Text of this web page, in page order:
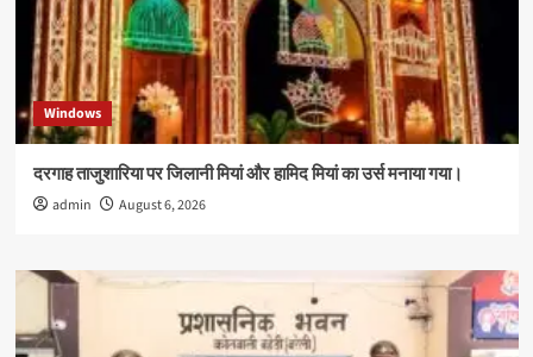
Windows
दरगाह ताजुशारिया पर जिलानी मियां और हामिद मियां का उर्स मनाया गया।
admin August 6, 2026